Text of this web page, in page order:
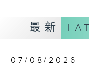
聽眾提供最新資
監製：林嘉瑜
最新
07/08/2026